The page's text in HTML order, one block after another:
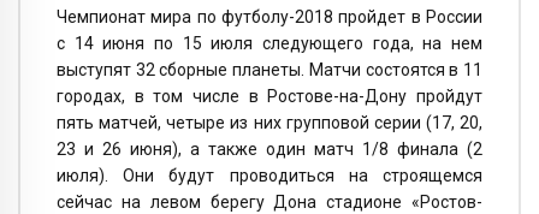
Чемпионат мира по футболу-2018 пройдет в России
с 14 июня по 15 июля следующего года, на нем
выступят 32 сборные планеты. Матчи состоятся в 11
городах, в том числе в Ростове-на-Дону пройдут
пять матчей, четыре из них групповой серии (17, 20,
23 и 26 июня), а также один матч 1/8 финала (2
июля). Они будут проводиться на строящемся
сейчас на левом берегу Дона стадионе «Ростов-